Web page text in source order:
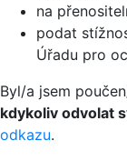
na
podat
Úřadu pro
Byl/a jsem
kdykoliv odvolat
odkazu.